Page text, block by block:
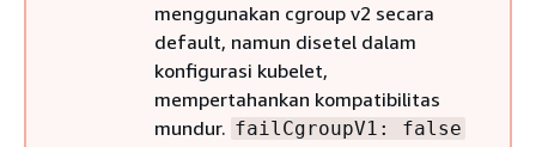
menggunakan cgroup v2 secara
default, namun disetel dalam
konfigurasi kubelet,
mempertahankan kompatibilitas
mundur. failCgroupV1: false